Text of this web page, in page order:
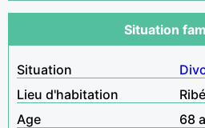
Situation
Situation
Lieu d'habitation
Age
68